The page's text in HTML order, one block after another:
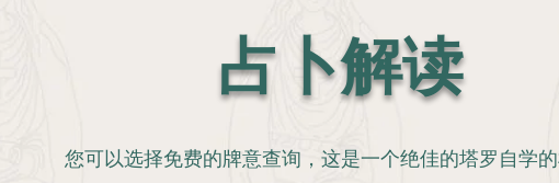
占卜解读
您可以选择免费的牌意查询，这是一个绝佳的塔罗自学的